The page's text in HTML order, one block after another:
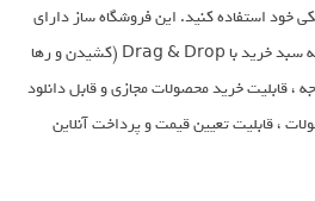
خود استفاده کنید. این فروشگاه ساز دارای
امکاناتی نظیر افزودن محصولات به سبد خرید با Drag & Drop (کشیدن و رها
، قابلیت خرید محصولات مجازی و قابل دانلود
، قابلیت تعیین قیمت و پرداخت آنلاین